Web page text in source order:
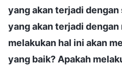
yang akan terjadi dengan
yang akan terjadi
melakukan hal ini akan
yang baik? Apakah